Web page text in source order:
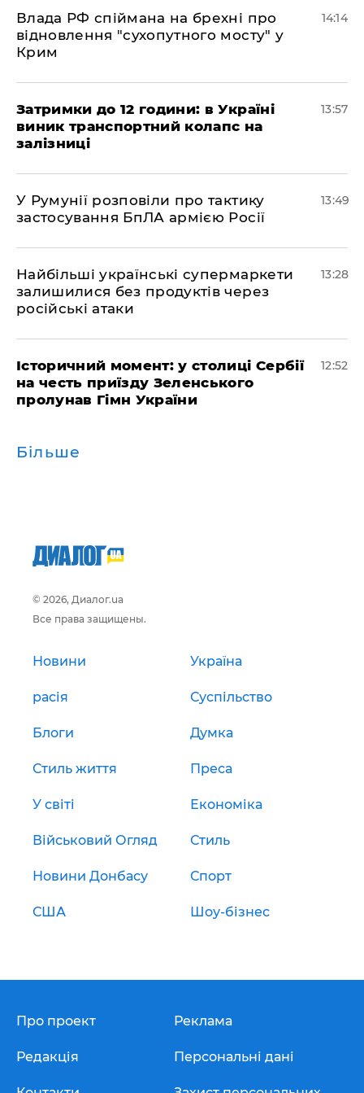
Влада РФ спіймана на брехні про
відновлення "сухопутного мосту" у
Крим
14:14
Затримки до 12 години: в Україні
виник транспортний колапс на
залізниці
13:57
У Румунії розповіли про тактику
застосування БпЛА армією Росії
13:49
Найбільші українські супермаркети
залишилися без продуктів через
російські атаки
13:28
Історичний момент: у столиці Сербії
на честь приїзду Зеленського
пролунав Гімн України
12:52
Більше
© 2026, Диалог.ua
Все права защищены.
Новини Україна
расія Суспільство
Блоги Думка
Стиль життя Преса
У світі Економіка
Військовий Огляд Стиль
Новини Донбасу Спорт
США Шоу-бізнес
Про проект
Редакція
Реклама
Персональні дані